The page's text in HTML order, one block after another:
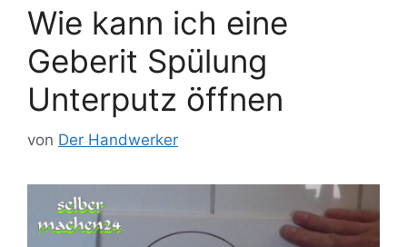
Wie kann ich eine
Geberit Spülung
Unterputz öffnen
von Der Handwerker